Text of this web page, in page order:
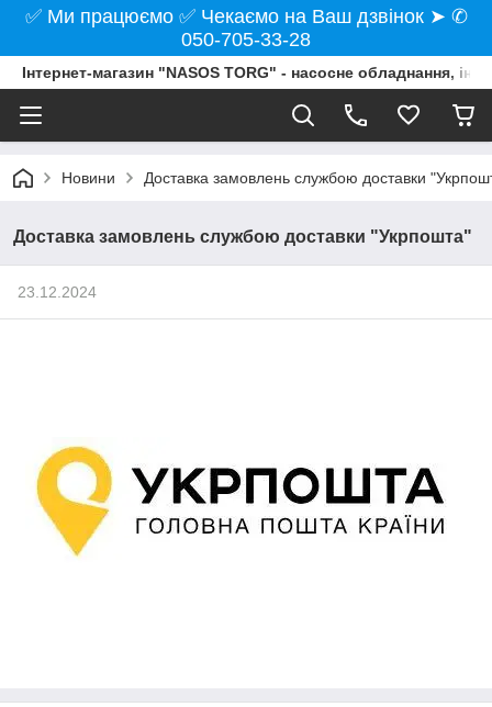
✅ Ми працюємо ✅ Чекаємо на Ваш дзвінок ➤ ✆
050-705-33-28
Інтернет-магазин "NASOS TORG" - насосне обладнання,
Новини Доставка замовлень службою доставки
Доставка замовлень службою доставки "Укрпошта"
23.12.2024